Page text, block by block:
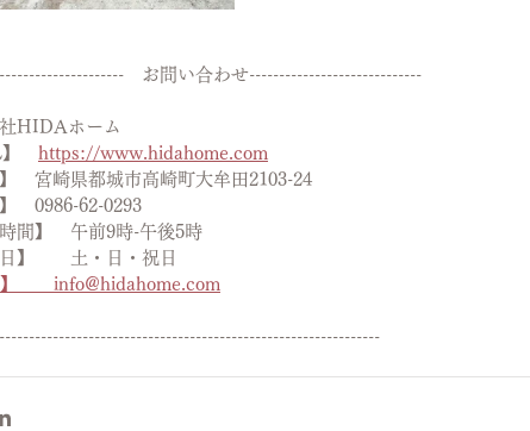
　お問い合わせ-----------------------------
HIDAホーム
】 https://www.hidahome.com
】　宮崎県都城市高崎町大牟田2103-24
】　0986-62-0293
時間】　午前9時-午後5時
日】　　土・日・祝日
】　　info@hidahome.com